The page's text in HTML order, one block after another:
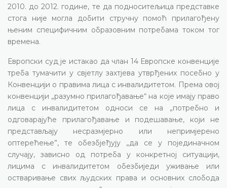
2010. до 2012. године, те да подноситељица представке
стога није могла добити стручну помоћ прилагођену
њеним специфичним образовним потребама током тог
времена.
Европски суд је истакао да члан 14 Европске конвенције
треба тумачити у свјетлу захтјева утврђених посебно у
Конвенцији о правима лица с инвалидитетом. Према овој
конвенцији „разумно прилагођавање“ на које имају право
лица с инвалидитетом односи се на „потребно и
одговарајуће прилагођавање и подешавање, који не
представљају несразмјерно или непримјерено
оптерећење”, те обезбјеђују „да се у појединачном
случају, зависно од потреба у конкретној ситуацији,
лицима с инвалидитетом обезбиједи уживање или
остваривање свих људских права и основних слобода